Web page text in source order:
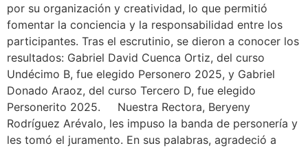
por su organización y creatividad, lo que permitió
fomentar la conciencia y la responsabilidad entre los
participantes. Tras el escrutinio, se dieron a conocer los
resultados: Gabriel David Cuenca Ortiz, del curso
Undécimo B, fue elegido Personero 2025, y Gabriel
Donado Araoz, del curso Tercero D, fue elegido
Personerito 2025. Nuestra Rectora, Beryeny
Rodríguez Arévalo, les impuso la banda de personería y
les tomó el juramento. En sus palabras, agradeció a